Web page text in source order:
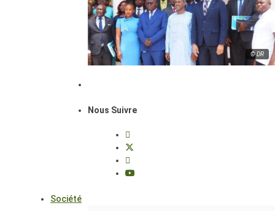
© DR
Nous Suivre
Société